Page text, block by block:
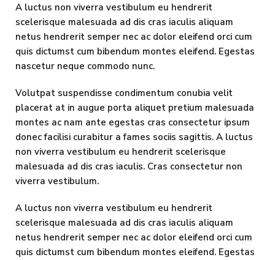
A luctus non viverra vestibulum eu hendrerit
scelerisque malesuada ad dis cras iaculis aliquam
netus hendrerit semper nec ac dolor eleifend orci cum
quis dictumst cum bibendum montes eleifend. Egestas
nascetur neque commodo nunc.
Volutpat suspendisse condimentum conubia velit
placerat at in augue porta aliquet pretium malesuada
montes ac nam ante egestas cras consectetur ipsum
donec facilisi curabitur a fames sociis sagittis. A luctus
non viverra vestibulum eu hendrerit scelerisque
malesuada ad dis cras iaculis. Cras consectetur non
viverra vestibulum.
A luctus non viverra vestibulum eu hendrerit
scelerisque malesuada ad dis cras iaculis aliquam
netus hendrerit semper nec ac dolor eleifend orci cum
quis dictumst cum bibendum montes eleifend. Egestas